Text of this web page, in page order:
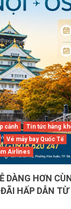
cảnh
Tin tức hàng
Vé máy bay Quốc Tế
Airlines
DÀNG HƠN
HẤP DẪN TỪ